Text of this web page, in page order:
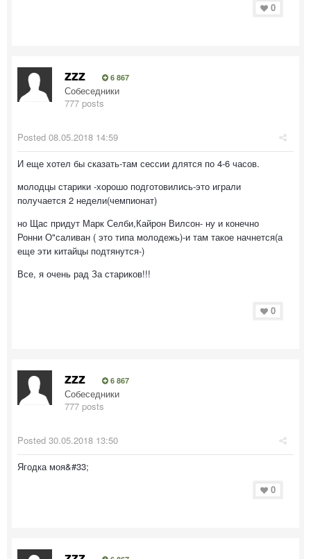
0
zzz 6 867
Собеседники
777 posts
Posted 08.05.2018 14:59
И еще хотел бы сказать-там сессии длятся по 4-6 часов.
молодцы старики -хорошо подготовились-это играли
получается 2 недели(чемпионат)
но Щас придут Марк Селби,Кайрон Вилсон- ну и конечно
Ронни О"саливан ( это типа молодежь)-и там такое начнется(а
еще эти китайцы подтянутся-)
Все, я очень рад За стариков!!!
0
zzz 6 867
Собеседники
777 posts
Posted 30.05.2018 13:50
Ягодка моя&#33;
0